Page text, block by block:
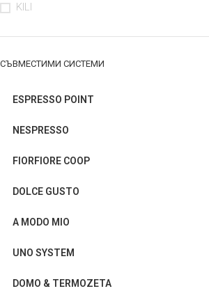
KILI
СЪВМЕСТИМИ СИСТЕМИ
ESPRESSO POINT
NESPRESSO
FIORFIORE COOP
DOLCE GUSTO
A MODO MIO
UNO SYSTEM
DOMO & TERMOZETA